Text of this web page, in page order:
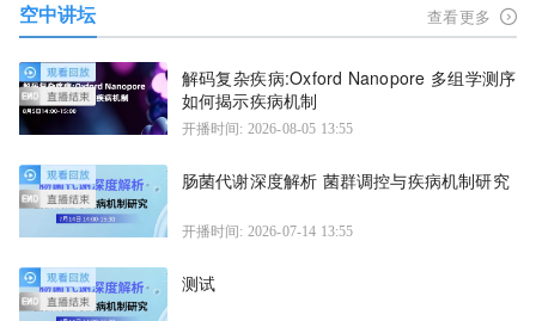
空中讲坛 查看更多
解码复杂疾病:Oxford Nanopore 多组学测序
如何揭示疾病机制
开播时间: 2026-08-05 13:55
肠菌代谢深度解析 菌群调控与疾病机制研究
开播时间: 2026-07-14 13:55
测试